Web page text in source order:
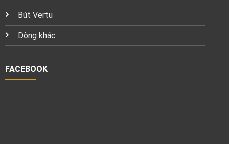
Bút Vertu
Dòng khác
FACEBOOK